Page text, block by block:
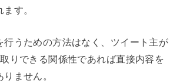
す。
行うための方法はなく、ツイート主が
りできる関係性であれば直接内容を
ません。